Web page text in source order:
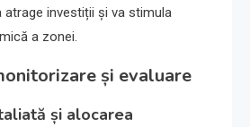
atrage investiții și va stimula
a zonei.
și evaluare
și alocarea